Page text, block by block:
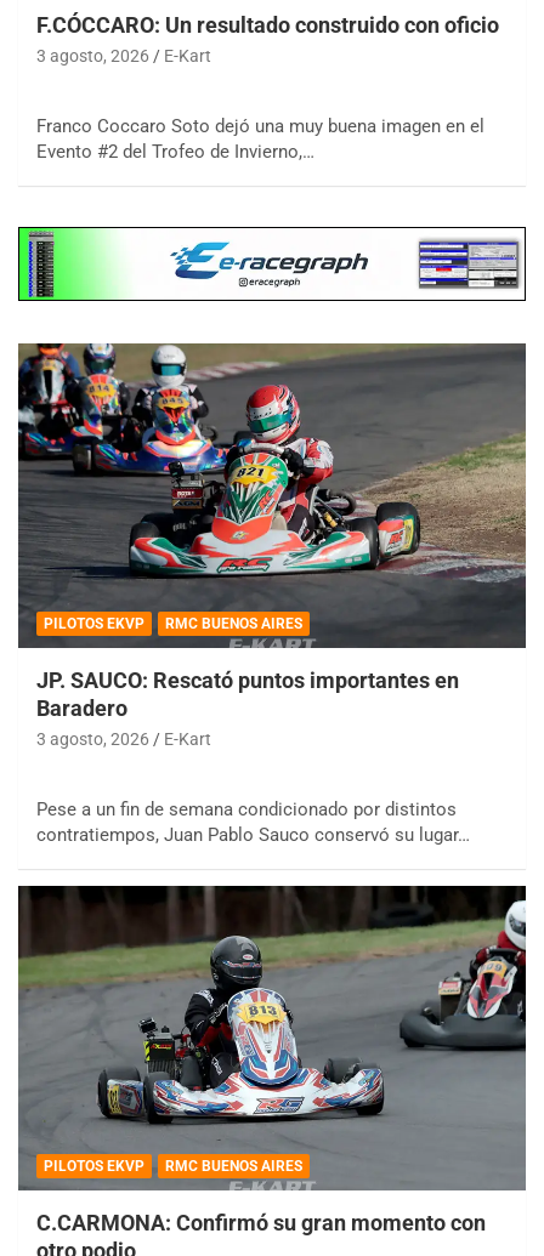
F.CÓCCARO: Un resultado construido con oficio
3 agosto, 2026 E-Kart
Franco Coccaro Soto dejó una muy buena imagen en el
Evento #2 del Trofeo de Invierno,…
PILOTOS EKVP RMC BUENOS AIRES
JP. SAUCO: Rescató puntos importantes en
Baradero
3 agosto, 2026 E-Kart
Pese a un fin de semana condicionado por distintos
contratiempos, Juan Pablo Sauco conservó su lugar…
PILOTOS EKVP RMC BUENOS AIRES
C.CARMONA: Confirmó su gran momento con
otro podio